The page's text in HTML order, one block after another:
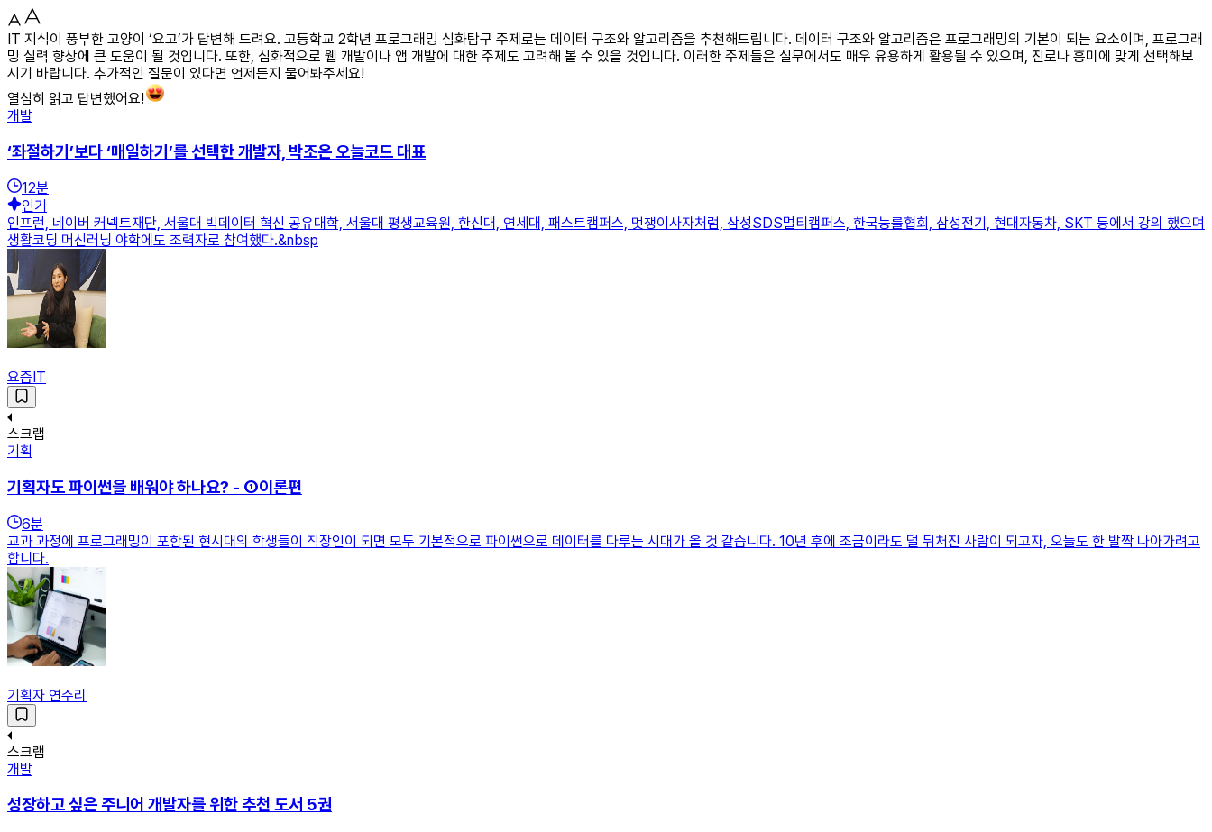
IT 지식이 풍부한 고양이 ‘요고’가 답변해 드려요. 고등학교 2학년 프로그래밍 심화탐구 주제로는 데이터 구조와 알고리즘을 추천해드립니다. 데이터 구조와 알고리즘은 프로그래밍의 기본이 되는 요소이며, 프로그래
밍 실력 향상에 큰 도움이 될 것입니다. 또한, 심화적으로 웹 개발이나 앱 개발에 대한 주제도 고려해 볼 수 있을 것입니다. 이러한 주제들은 실무에서도 매우 유용하게 활용될 수 있으며, 진로나 흥미에 맞게 선택해보
시기 바랍니다. 추가적인 질문이 있다면 언제든지 물어봐주세요!
열심히 읽고 답변했어요!
개발
‘좌절하기’보다 ‘매일하기’를 선택한 개발자, 박조은 오늘코드 대표
12분
인기
인프런, 네이버 커넥트재단, 서울대 빅데이터 혁신 공유대학, 서울대 평생교육원, 한신대, 연세대, 패스트캠퍼스, 멋쟁이사자처럼, 삼성SDS멀티캠퍼스, 한국능률협회, 삼성전기, 현대자동차, SKT 등에서 강의 했으며
생활코딩 머신러닝 야학에도 조력자로 참여했다.&nbsp
요즘IT
스크랩
기획
기획자도 파이썬을 배워야 하나요? - ①이론편
6분
교과 과정에 프로그래밍이 포함된 현시대의 학생들이 직장인이 되면 모두 기본적으로 파이썬으로 데이터를 다루는 시대가 올 것 같습니다. 10년 후에 조금이라도 덜 뒤처진 사람이 되고자, 오늘도 한 발짝 나아가려고
합니다.
기획자 연주리
스크랩
개발
성장하고 싶은 주니어 개발자를 위한 추천 도서 5권